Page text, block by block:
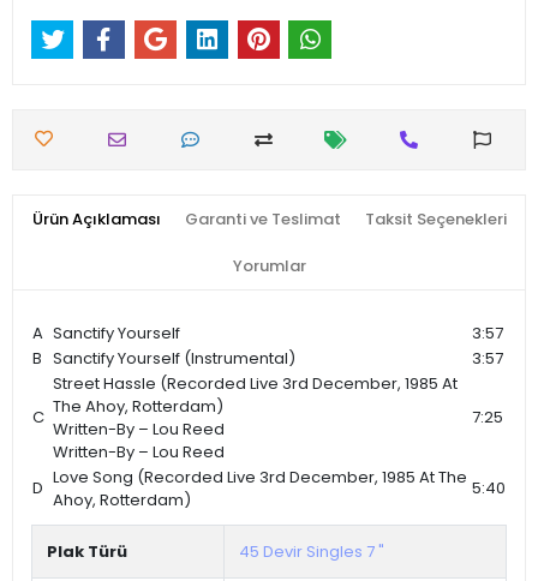
Ürün Açıklaması Garanti ve Teslimat Taksit Seçenekleri
Yorumlar
A Sanctify Yourself
3:57
B Sanctify Yourself (Instrumental) 3:57
C
Street Hassle (Recorded Live 3rd December, 1985 At
The Ahoy, Rotterdam)
Written-By – Lou Reed
Written-By – Lou Reed
7:25
D Love Song (Recorded Live 3rd December, 1985 At The
Ahoy, Rotterdam)
5:40
Plak Türü 45 Devir Singles 7 "